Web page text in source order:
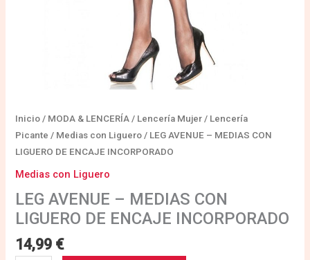
Inicio / MODA & LENCERÍA / Lencería Mujer / Lencería
Picante / Medias con Liguero / LEG AVENUE – MEDIAS CON
LIGUERO DE ENCAJE INCORPORADO
Medias con Liguero
LEG AVENUE – MEDIAS CON
LIGUERO DE ENCAJE INCORPORADO
14,99 €